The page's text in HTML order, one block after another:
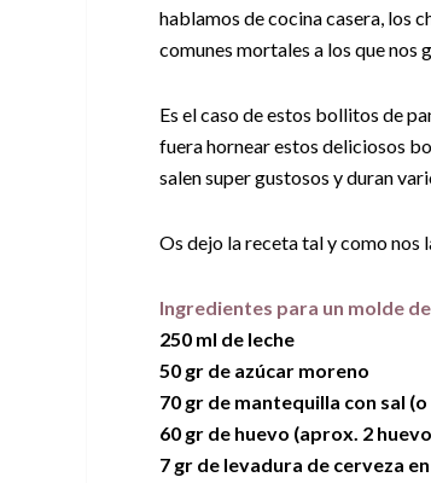
hablamos de cocina casera, los
comunes mortales a los que nos
Es el caso de estos bollitos de
fuera hornear estos deliciosos
salen super gustosos y duran
Os dejo la receta tal y como nos
Ingredientes para un molde
250 ml de leche
50 gr de azúcar moreno
70 gr de mantequilla con sal
60 gr de huevo (aprox. 2
7 gr de levadura de cerveza